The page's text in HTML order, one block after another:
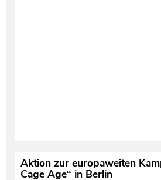
Aktion zur europaweiten
Cage Age“ in Berlin